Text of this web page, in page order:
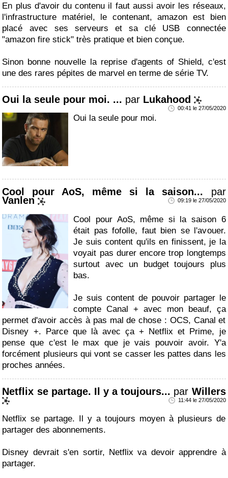
En plus d'avoir du contenu il faut aussi avoir les réseaux,
l'infrastructure matériel, le contenant, amazon est bien
placé avec ses serveurs et sa clé USB connectée
"amazon fire stick" très pratique et bien conçue.
Sinon bonne nouvelle la reprise d'agents of Shield, c'est
une des rares pépites de marvel en terme de série TV.
Oui la seule pour moi. ... par Lukahood
00:41 le 27/05/2020
Oui la seule pour moi.
Cool pour AoS, même si la saison... par
Vanlen 09:19 le 27/05/2020
Cool pour AoS, même si la saison 6
était pas fofolle, faut bien se l'avouer.
Je suis content qu'ils en finissent, je la
voyait pas durer encore trop longtemps
surtout avec un budget toujours plus
bas.
Je suis content de pouvoir partager le
compte Canal + avec mon beauf, ça
permet d'avoir accès à pas mal de chose : OCS, Canal et
Disney +. Parce que là avec ça + Netflix et Prime, je
pense que c'est le max que je vais pouvoir avoir. Y'a
forcément plusieurs qui vont se casser les pattes dans les
proches années.
Netflix se partage. Il y a toujours... par Willers
11:44 le 27/05/2020
Netflix se partage. Il y a toujours moyen à plusieurs de
partager des abonnements.
Disney devrait s'en sortir, Netflix va devoir apprendre à
partager.